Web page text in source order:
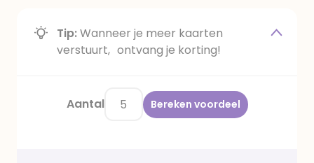
Tip:Wanneer je meer kaarten
verstuurt, ontvang je korting!
Aantal Bereken voordeel